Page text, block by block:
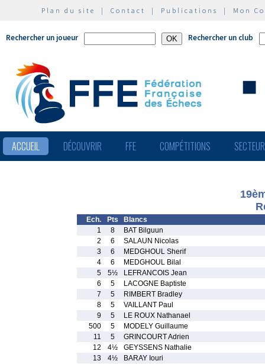
Plan du site | Contact | Publications | Mon
Rechercher un joueur Rechercher un club
ACCUEIL DÉCOUVRIR FFE COMPÉTITIONS
Ech. Pts
Blancs
1
8
BAT Bilguun
2
6
SALAUN Nicolas
3
6
MEDGHOUL Sherif
4
6
MEDGHOUL Bilal
5
5½
LEFRANCOIS Jean
6
5
LACOGNE Baptiste
7
5
RIMBERT Bradley
8
5
VAILLANT Paul
9
5
LE ROUX Nathanael
500
5
MODELY Guillaume
11
5
GRINCOURT Adrien
12
4½
GEYSSENS Nathalie
13
4½
BARAY Iouri